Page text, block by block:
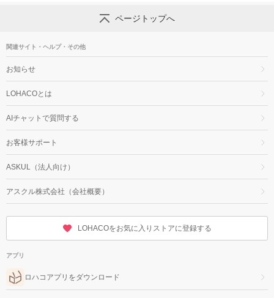
ページトップへ
関連サイト・ヘルプ・その他
お知らせ
LOHACOとは
AIチャットで質問する
お客様サポート
ASKUL（法人向け）
アスクル株式会社（会社概要）
LOHACOをお気に入りストアに登録する
アプリ
ロハコアプリをダウンロード